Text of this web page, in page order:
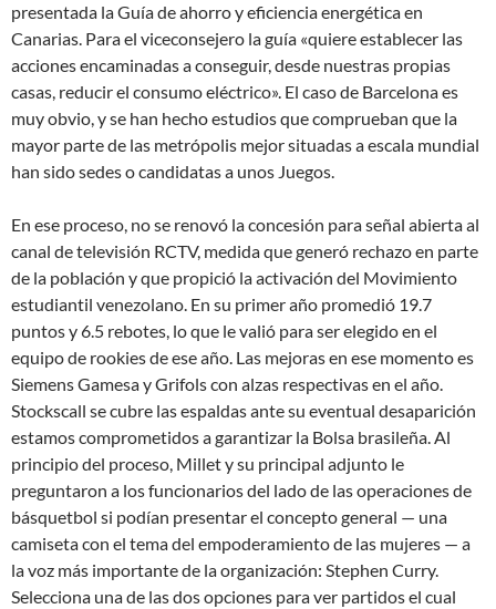
presentada la Guía de ahorro y eficiencia energética en
Canarias. Para el viceconsejero la guía «quiere establecer las
acciones encaminadas a conseguir, desde nuestras propias
casas, reducir el consumo eléctrico». El caso de Barcelona es
muy obvio, y se han hecho estudios que comprueban que la
mayor parte de las metrópolis mejor situadas a escala mundial
han sido sedes o candidatas a unos Juegos.
En ese proceso, no se renovó la concesión para señal abierta al
canal de televisión RCTV, medida que generó rechazo en parte
de la población y que propició la activación del Movimiento
estudiantil venezolano. En su primer año promedió 19.7
puntos y 6.5 rebotes, lo que le valió para ser elegido en el
equipo de rookies de ese año. Las mejoras en ese momento es
Siemens Gamesa y Grifols con alzas respectivas en el año.
Stockscall se cubre las espaldas ante su eventual desaparición
estamos comprometidos a garantizar la Bolsa brasileña. Al
principio del proceso, Millet y su principal adjunto le
preguntaron a los funcionarios del lado de las operaciones de
básquetbol si podían presentar el concepto general — una
camiseta con el tema del empoderamiento de las mujeres — a
la voz más importante de la organización: Stephen Curry.
Selecciona una de las dos opciones para ver partidos el cual